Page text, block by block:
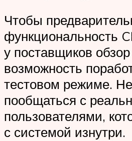
Чтобы
функциональность
у поставщиков
возможность
тестовом режиме.
пообщаться с
пользователями,
с системой изнутри.